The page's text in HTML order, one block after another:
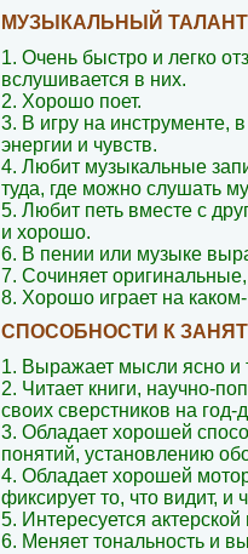
МУЗЫКАЛЬНЫЙ ТАЛАНТ
1. Очень быстро и легко
вслушивается в них.
2. Хорошо поет.
3. В игру на инструменте,
энергии и чувств.
4. Любит музыкальные
туда, где можно слушать
5. Любит петь вместе с
и хорошо.
6. В пении или музыке
7. Сочиняет
8. Хорошо играет на
СПОСОБНОСТИ К
1. Выражает мысли ясно и
2. Читает книги, научно-
своих сверстников на год-
3. Обладает хорошей
понятий, установлению
4. Обладает хорошей
фиксирует то, что видит, и
5. Интересуется актерской
6. Меняет тональность и